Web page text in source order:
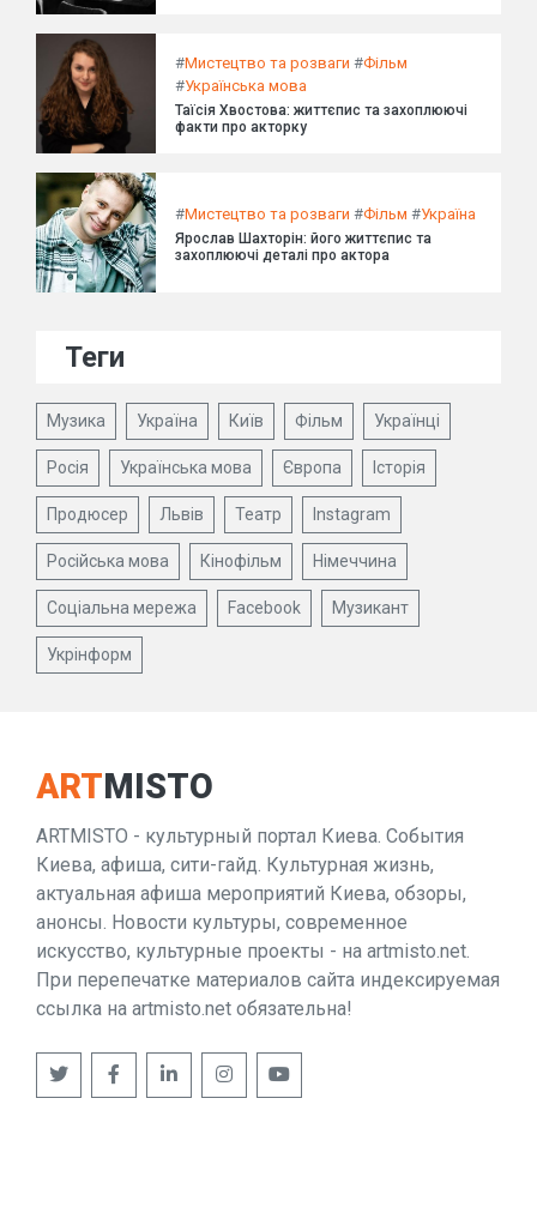
#Мистецтво та розваги #Фільм
#Українська мова
Таїсія Хвостова: життєпис та захоплюючі
факти про акторку
#Мистецтво та розваги #Фільм #Україна
Ярослав Шахторін: його життєпис та
захоплюючі деталі про актора
Теги
Музика Україна Київ Фільм Українці
Росія Українська мова Європа Історія
Продюсер Львів Театр Instagram
Російська мова Кінофільм Німеччина
Соціальна мережа Facebook Музикант
Укрінформ
ARTMISTO
ARTMISTO - культурный портал Киева. События
Киева, афиша, сити-гайд. Культурная жизнь,
актуальная афиша мероприятий Киева, обзоры,
анонсы. Новости культуры, современное
искусство, культурные проекты - на artmisto.net.
При перепечатке материалов сайта индексируемая
ссылка на artmisto.net обязательна!